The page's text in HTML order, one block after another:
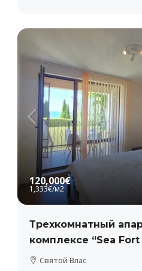
120,000€
1,333€/м2
Трехкомнатный
комплексе “Sea Fort
Святой Влас